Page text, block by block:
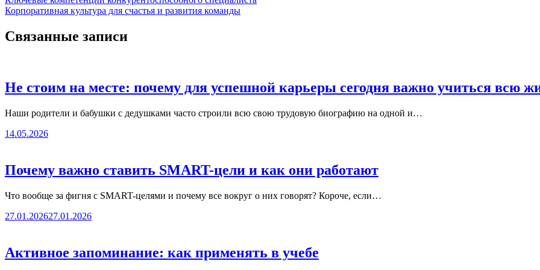
Корпоративная культура для счастья и развития команды
Связанные записи
Не стоим на месте: почему для успешной карьеры сегодня важно учиться всю
Наши родители и бабушки с дедушками часто строили всю свою трудовую биографию на одной и…
14.05.2026
Почему важно ставить SMART-цели и как они работают
Что вообще за фигня с SMART-целями и почему все вокруг о них говорят? Короче, если…
27.01.202627.01.2026
Активное запоминание: как применять в учебе